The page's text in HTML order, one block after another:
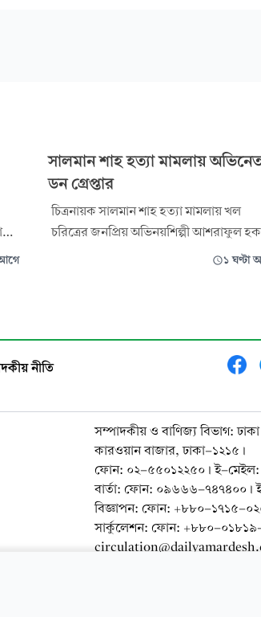
সালমান শাহ হত্যা মামলায়
ডন গ্রেপ্তার
চিত্রনায়ক সালমান শাহ হত্যা মামলায় খল
চরিত্রের জনপ্রিয় অভিনয়শিল্পী আশরাফুল হক
ডনকে (ডন হক) আটক করেছে আইনশৃঙ্খলা
অভিনেতাকে পুলিশের অপরাধ তদন্ত বিভাগে
১ ঘণ্টা
নীতি
সম্পাদকীয় ও বাণিজ্য বিভাগ:
কারওয়ান বাজার, ঢাকা-১২১৫।
ফোন: ০২-৫৫০১২২৫০। ই-
বার্তা: ফোন: ০৯৬৬৬-
বিজ্ঞাপন: ফোন: +৮৮০-১৭১৫-
সার্কুলেশন: ফোন: +৮৮০-